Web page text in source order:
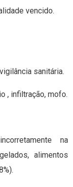
vencido.
sanitária.
, infiltração, mofo.
na
alimentos